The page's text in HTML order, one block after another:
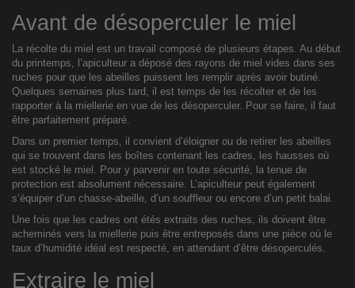
Avant de désoperculer le miel
La récolte du miel est un travail composé de plusieurs étapes. Au début
du printemps, l’apiculteur a déposé des rayons de miel vides dans ses
ruches pour que les abeilles puissent les remplir après avoir butiné.
Quelques semaines plus tard, il est temps de les récolter et de les
rapporter à la miellerie en vue de les désoperculer. Pour se faire, il faut
être parfaitement préparé.
Dans un premier temps, il convient d’éloigner ou de retirer les abeilles
qui se trouvent dans les boîtes contenant les cadres, les hausses où
est stocké le miel. Pour y parvenir en toute sécurité, la tenue de
protection est absolument nécessaire. L’apiculteur peut également
s’équiper d’un chasse-abeille, d’un souffleur ou encore d’un petit balai.
Une fois que les cadres ont étés extraits des ruches, ils doivent être
acheminés vers la miellerie puis être entreposés dans une pièce où le
taux d’humidité idéal est respecté, en attendant d’être désoperculés.
Extraire le miel